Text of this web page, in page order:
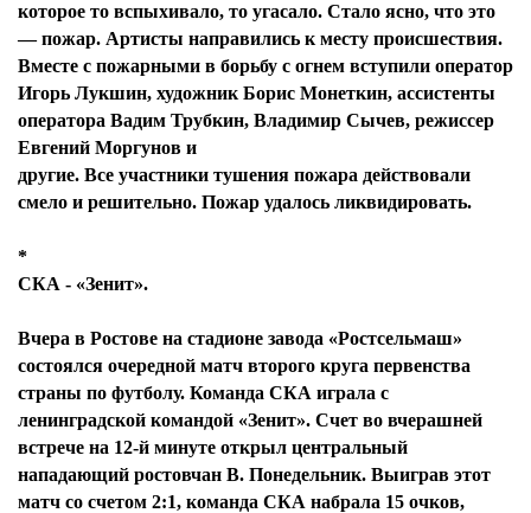
которое то вспыхивало, то угасало. Стало ясно, что это
— пожар. Артисты направились к месту происшествия.
Вместе с пожарными в борьбу с огнем вступили оператор
Игорь Лукшин, художник Борис Монеткин, ассистенты
оператора Вадим Трубкин, Владимир Сычев, режиссер
Евгений Моргунов и
другие. Все участники тушения пожара действовали
смело и решительно. Пожар удалось ликвидировать.
*
СКА - «Зенит».
Вчера в Ростове на стадионе завода «Ростсельмаш»
состоялся очередной матч второго круга первенства
страны по футболу. Команда СКА играла с
ленинградской командой «Зенит». Счет во вчерашней
встрече на 12-й минуте открыл центральный
нападающий ростовчан В. Понедельник. Выиграв этот
матч со счетом 2:1, команда СКА набрала 15 очков,